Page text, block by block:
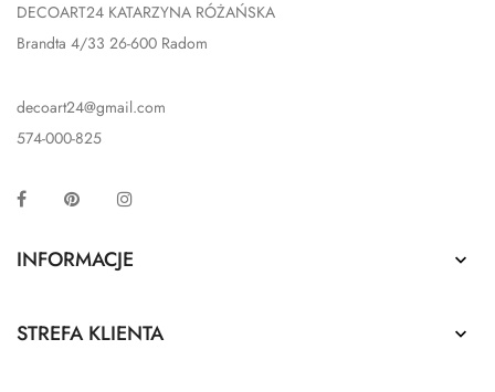
DECOART24 KATARZYNA RÓŻAŃSKA
Brandta 4/33 26-600 Radom
decoart24@gmail.com
574-000-825
Facebook Pinterest
INFORMACJE 
STREFA KLIENTA 